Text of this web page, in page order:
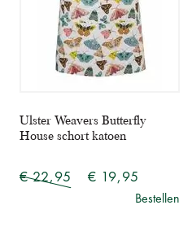
Ulster Weavers Butterfly
House schort katoen
€ 22,95 € 19,95
Bestellen